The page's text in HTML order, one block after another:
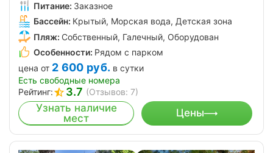
Питание: Заказное
Бассейн: Крытый, Морская вода, Детская зона
Пляж: Собственный, Галечный, Оборудован
Особенности: Рядом с парком
цена от 2 600 руб. в сутки
Есть свободные номера
Рейтинг:
3.7 (Отзывов: 7)
Узнать наличие
мест
Цены